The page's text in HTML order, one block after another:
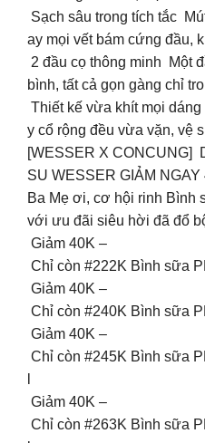
Sạch sâu trong tích tắc
ay mọi vết bám cứng đầu,
2 đầu cọ thông minh Một
bình, tất cả gọn gàng chỉ
Thiết kế vừa khít mọi
y cổ rộng đều vừa vặn, vệ
[WESSER X CONCUNG]
SU WESSER GIẢM NGAY
Ba Mẹ ơi, cơ hội rinh Bình
với ưu đãi siêu hời đã đổ
️ Giảm 40K –
Chỉ còn #222K Bình sữa
️ Giảm 40K –
Chỉ còn #240K Bình sữa
️ Giảm 40K –
Chỉ còn #245K Bình sữa
️ Giảm 40K –
Chỉ còn #263K Bình sữa